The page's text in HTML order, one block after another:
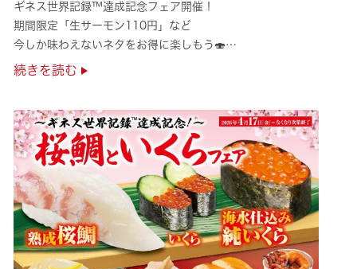
ギネス世界記録™達成記念フェア開催！
期間限定「生サーモン110円」など
今しか味わえないネタをお得に楽しもう🍣
是非お越しください✨
続きを読む